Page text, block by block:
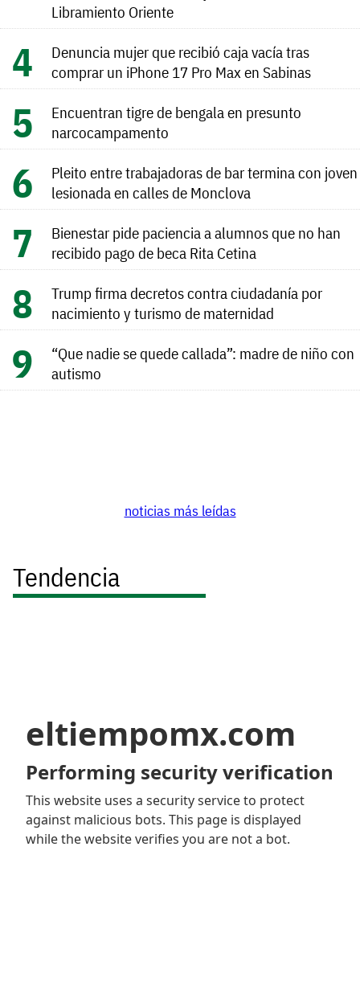
Libramiento Oriente
Denuncia mujer que recibió caja vacía tras
comprar un iPhone 17 Pro Max en Sabinas
Encuentran tigre de bengala en presunto
narcocampamento
Pleito entre trabajadoras de bar termina con joven
lesionada en calles de Monclova
Bienestar pide paciencia a alumnos que no han
recibido pago de beca Rita Cetina
Trump firma decretos contra ciudadanía por
nacimiento y turismo de maternidad
“Que nadie se quede callada”: madre de niño con
autismo
noticias más leídas
Tendencia